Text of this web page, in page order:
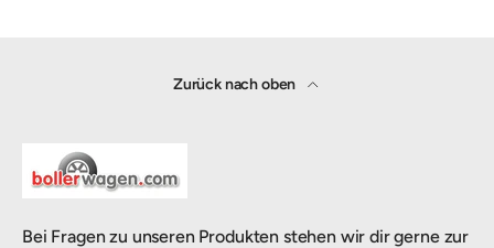
Zurück nach oben
Bei Fragen zu unseren Produkten stehen wir dir gerne zur